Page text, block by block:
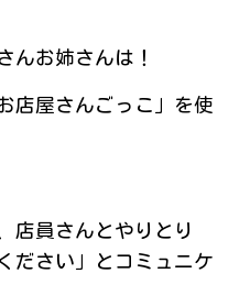
んお姉さんは！
店屋さんごっこ」を使
店員さんとやりとり
ださい」とコミュニケ